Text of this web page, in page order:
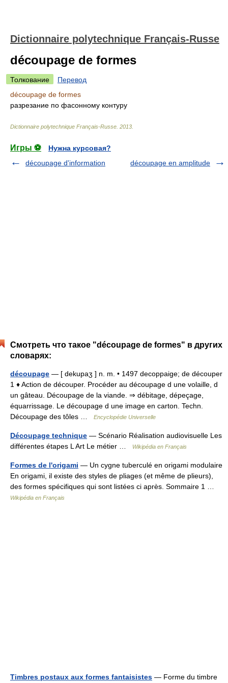
Dictionnaire polytechnique Français-Russe
découpage de formes
Толкование
Перевод
découpage de formes
разрезание по фасонному контуру
Dictionnaire polytechnique Français-Russe 2013
Игры ⚽
Нужна курсовая?
découpage d'information
découpage en amplitude
Смотреть что такое "découpage de formes" в других
словарях:
découpage — [ dekupaʒ ] n. m. • 1497 decoppaige; de découper
1 ♦ Action de découper. Procéder au découpage d une volaille, d
un gâteau. Découpage de la viande. ⇒ débitage, dépeçage,
équarrissage. Le découpage d une image en carton. Techn.
Découpage des tôles …
Encyclopédie Universelle
Découpage technique — Scénario Réalisation audiovisuelle Les
différentes étapes L Art Le métier …
Wikipédia en Français
Formes de l'origami — Un cygne tuberculé en origami modulaire
En origami, il existe des styles de pliages (et même de plieurs),
des formes spécifiques qui sont listées ci après. Sommaire 1 …
Wikipédia en Français
Timbres postaux aux formes fantaisistes — Forme du timbre